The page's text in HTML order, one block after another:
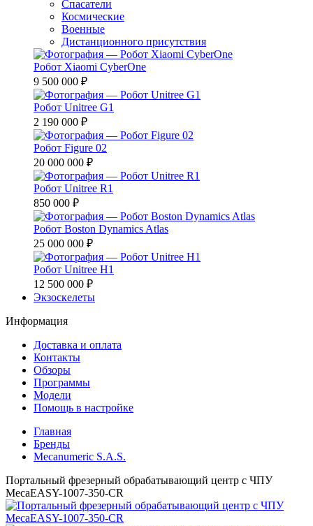
Спасатели
Космические
Военные
Дистанционного присутствия
Робот Xiaomi CyberOne
9 500 000 ₽
Робот Unitree G1
2 190 000 ₽
Робот Figure 02
20 000 000 ₽
Робот Unitree R1
850 000 ₽
Робот Boston Dynamics Atlas
25 000 000 ₽
Робот Unitree H1
12 500 000 ₽
Экзоскелеты
Информация
Доставка и оплата
Контакты
Обзоры
Программы
Модели
Помощь в настройке
Главная
Бренды
Mecanumeric S.A.S.
Портальный фрезерный обрабатывающий центр с ЧПУ
MecaEASY-1007-350-CR